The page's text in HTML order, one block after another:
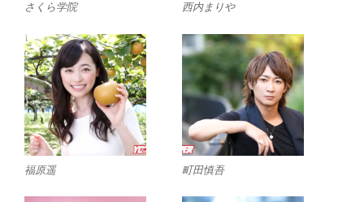
さくら学院 西内まりや
福原遥 町田慎吾